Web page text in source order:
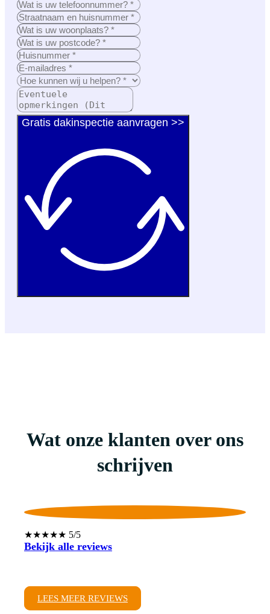
Gratis dakinspectie aanvragen >>
Wat onze klanten over ons
schrijven
★★★★★ 5/5
Bekijk alle reviews
LEES MEER REVIEWS